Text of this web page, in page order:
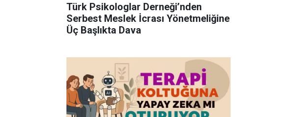
Türk Psikologlar Derneği’nden
Serbest Meslek İcrası Yönetmeliğine
Üç Başlıkta Dava